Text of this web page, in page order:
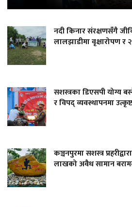
नदी किनार संरक्षणसँगै
लालझाडीमा वृक्षारोपण र
सशस्त्रका डिएसपी योग्य
र विपद् व्यवस्थापनमा
कञ्चनपुरमा सशस्त्र
लाखको अवैध सामान